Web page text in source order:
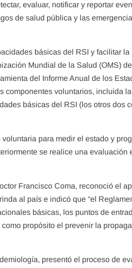
evaluar, notificar y reportar
de salud pública y las
básicas del RSI y facilitar
Mundial de la Salud (OMS)
del Informe Anual de los
componentes voluntarios, incluida
básicas del RSI (los otros dos
para medir el estado y
se realice una evaluación
Francisco Coma, reconoció el
al país e indicó que “el
básicas, los puntos de
propósito el prevenir la
presentó el proceso de